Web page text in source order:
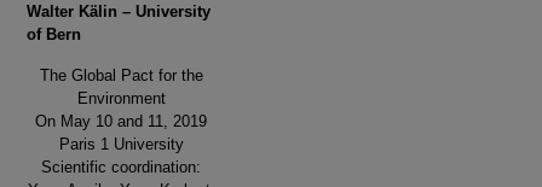
Walter Kälin – University
of Bern
The Global Pact for the
Environment
On May 10 and 11, 2019
Paris 1 University
Scientific coordination: